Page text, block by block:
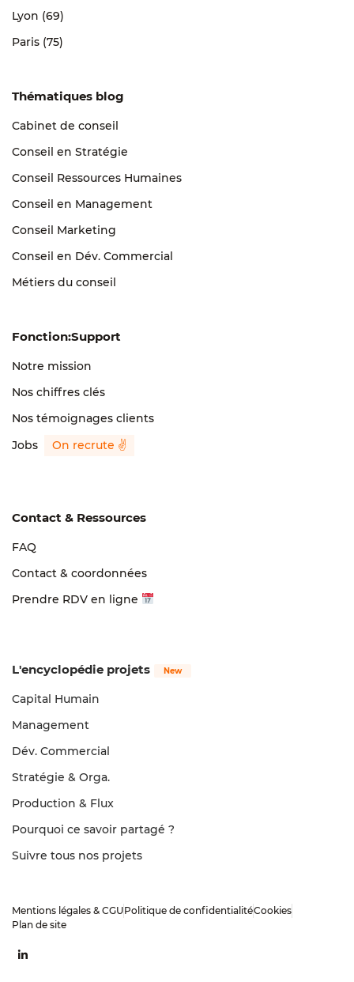
Lyon (69)
Paris (75)
Thématiques blog
Cabinet de conseil
Conseil en Stratégie
Conseil Ressources Humaines
Conseil en Management
Conseil Marketing
Conseil en Dév. Commercial
Métiers du conseil
Fonction:Support
Notre mission
Nos chiffres clés
Nos témoignages clients
Jobs
Contact & Ressources
FAQ
Contact & coordonnées
Prendre RDV en ligne
L'encyclopédie projets
Capital Humain
Management
Dév. Commercial
Stratégie & Orga.
Production & Flux
Pourquoi ce savoir partagé ?
Suivre tous nos projets
Mentions légales & CGU​Politique de confidentialité​Cookies
Plan de site